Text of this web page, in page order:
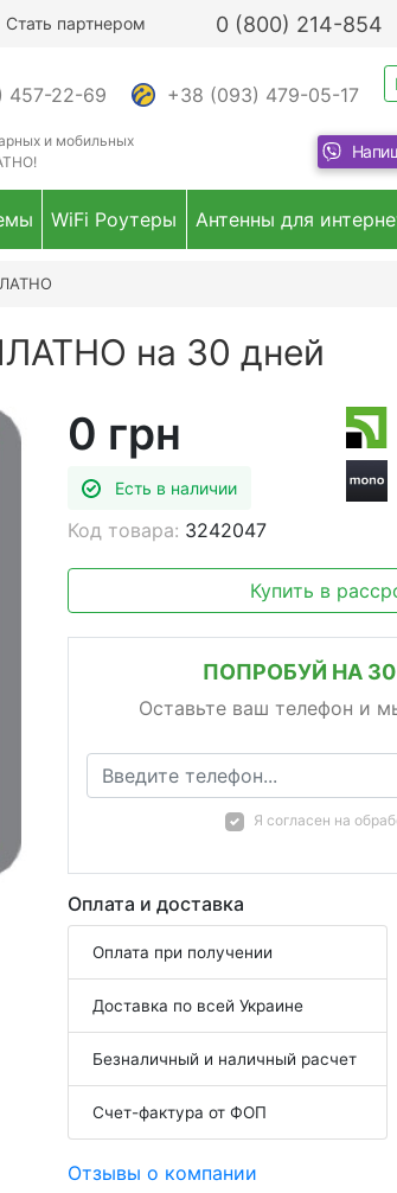
Стать партнером 0 (800) 214-854
457-22-69 +38 (093) 479-05-17
и мобильных
WiFi Роутеры Антенны для
на 30 дней
0 грн
Есть в наличии
Код товара: 3242047
Купить в
ПОПРОБУЙ НА
Оставьте ваш телефон и
Я согласен на
Оплата и доставка
Оплата при получении
Доставка по всей Украине
Безналичный и наличный расчет
Счет-фактура от ФОП
Отзывы о компании